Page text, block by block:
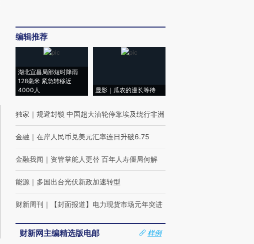
编辑推荐
湖北宜昌局部短时降雨
128毫米 紧急转移近
4000人
显影｜瓜农的漫长等待
独家 ｜ 规避封锁 中国超大油轮停靠埃及绕行非洲
金融 ｜ 在岸人民币兑美元汇率连日升破6.75
金融我闻 ｜ 资管掌舵人更替 百年人寿僵局何解
能源 ｜ 多国出台光伏新政加速转型
财新周刊 ｜ 【封面报道】电力现货市场元年突进
财新网主编精选版电邮
样例